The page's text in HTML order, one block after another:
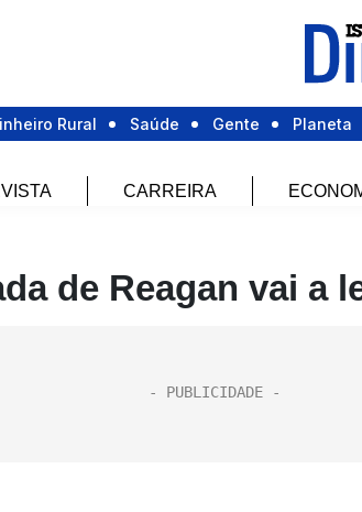
Rural Saúde Gente Planeta
CARREIRA
de Reagan vai a